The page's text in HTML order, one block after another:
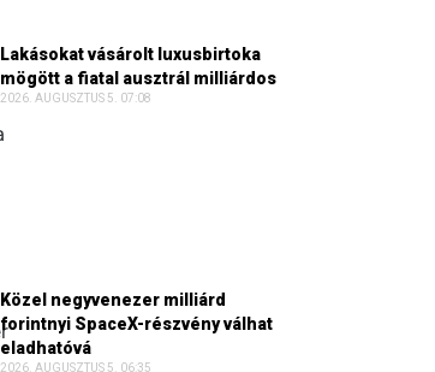
Lakásokat vásárolt luxusbirtoka
mögött a fiatal ausztrál milliárdos
2026. AUGUSZTUS 5. 07:08
Közel negyvenezer milliárd
forintnyi SpaceX-részvény válhat
eladhatóvá
2026. AUGUSZTUS 5. 06:35